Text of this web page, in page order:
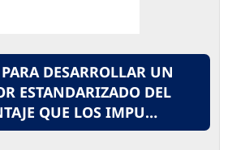
DESARROLLAR UN
ESTANDARIZADO DEL
QUE LOS IMPU…